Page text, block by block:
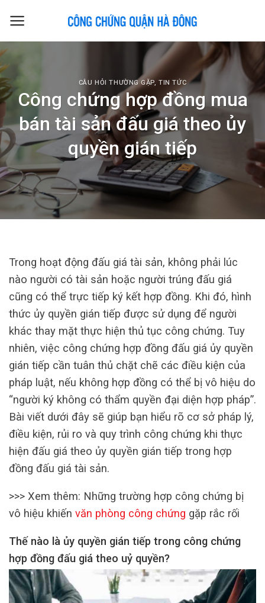
CÂU HỎI THƯỜNG GẶP,TIN TỨC
Công chứng hợp đồng mua
bán tài sản đấu giá theo ủy
quyền gián tiếp
Trong hoạt động đấu giá tài sản, không phải lúc
nào người có tài sản hoặc người trúng đấu giá
cũng có thể trực tiếp ký kết hợp đồng. Khi đó, hình
thức ủy quyền gián tiếp được sử dụng để người
khác thay mặt thực hiện thủ tục công chứng. Tuy
nhiên, việc công chứng hợp đồng đấu giá ủy quyền
gián tiếp cần tuân thủ chặt chẽ các điều kiện của
pháp luật, nếu không hợp đồng có thể bị vô hiệu do
“người ký không có thẩm quyền đại diện hợp pháp”.
Bài viết dưới đây sẽ giúp bạn hiểu rõ cơ sở pháp lý,
điều kiện, rủi ro và quy trình công chứng khi thực
hiện đấu giá theo ủy quyền gián tiếp trong hợp
đồng đấu giá tài sản.
>>> Xem thêm: Những trường hợp công chứng bị
vô hiệu khiến văn phòng công chứng gặp rắc rối
Thế nào là ủy quyền gián tiếp trong công chứng
hợp đồng đấu giá theo uỷ quyền?